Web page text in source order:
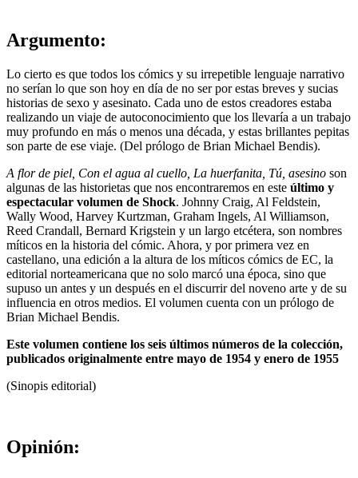
Argumento:
Lo cierto es que todos los cómics y su irrepetible lenguaje narrativo
no serían lo que son hoy en día de no ser por estas breves y sucias
historias de sexo y asesinato. Cada uno de estos creadores estaba
realizando un viaje de autoconocimiento que los llevaría a un trabajo
muy profundo en más o menos una década, y estas brillantes pepitas
son parte de ese viaje. (Del prólogo de Brian Michael Bendis).
A flor de piel, Con el agua al cuello, La huerfanita, Tú, asesino son
algunas de las historietas que nos encontraremos en este último y
espectacular volumen de Shock. Johnny Craig, Al Feldstein,
Wally Wood, Harvey Kurtzman, Graham Ingels, Al Williamson,
Reed Crandall, Bernard Krigstein y un largo etcétera, son nombres
míticos en la historia del cómic. Ahora, y por primera vez en
castellano, una edición a la altura de los míticos cómics de EC, la
editorial norteamericana que no solo marcó una época, sino que
supuso un antes y un después en el discurrir del noveno arte y de su
influencia en otros medios. El volumen cuenta con un prólogo de
Brian Michael Bendis.
Este volumen contiene los seis últimos números de la colección,
publicados originalmente entre mayo de 1954 y enero de 1955
(Sinopis editorial)
Opinión: